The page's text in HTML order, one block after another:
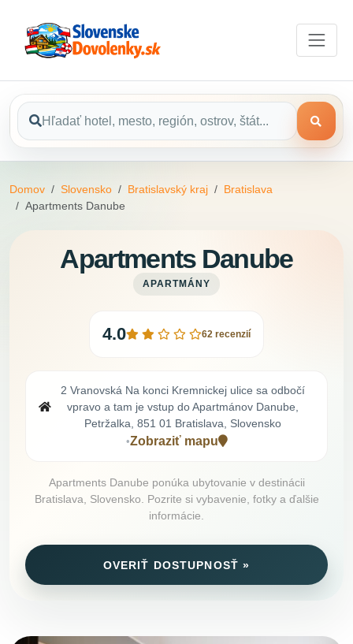
Domov Slovensko Bratislavský kraj
Bratislava
Apartments Danube
Apartments Danube
APARTMÁNY
4.0 62 recenzií
2 Vranovská Na konci Kremnickej ulice sa odbočí
vpravo a tam je vstup do Apartmánov Danube,
Petržalka, 851 01 Bratislava, Slovensko
•Zobraziť mapu
Apartments Danube ponúka ubytovanie v destinácii
Bratislava, Slovensko. Pozrite si vybavenie, fotky a ďalšie
informácie.
OVERIŤ DOSTUPNOSŤ »